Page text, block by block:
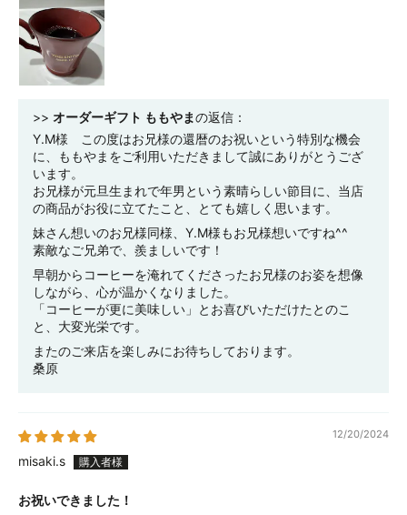
>> オーダーギフト ももやまの返信：
Y.M様 この度はお兄様の還暦のお祝いという特別な機会
に、ももやまをご利用いただきまして誠にありがとうござ
います。
お兄様が元旦生まれで年男という素晴らしい節目に、当店
の商品がお役に立てたこと、とても嬉しく思います。
妹さん想いのお兄様同様、Y.M様もお兄様想いですね^^
素敵なご兄弟で、羨ましいです！
早朝からコーヒーを淹れてくださったお兄様のお姿を想像
しながら、心が温かくなりました。
「コーヒーが更に美味しい」とお喜びいただけたとのこ
と、大変光栄です。
またのご来店を楽しみにお待ちしております。
桑原
12/20/2024
misaki.s
お祝いできました！